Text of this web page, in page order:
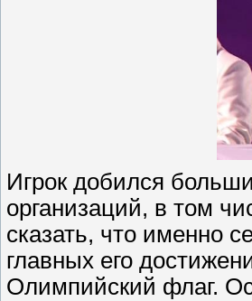
Игрок добился
организаций, в том
сказать, что именно
главных его
Олимпийский флаг.